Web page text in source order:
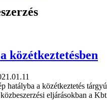
közétkeztetésben
hatályba a közétkeztetés
eljárásokban a